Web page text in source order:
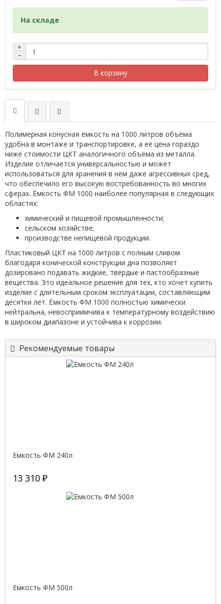
На складе
+
−
В корзину
Полимерная конусная ёмкость на 1000 литров объёма
удобна в монтаже и транспортировке, а её цена гораздо
ниже стоимости ЦКТ аналогичного объёма из металла.
Изделие отличается универсальностью и может
использоваться для хранения в нём даже агрессивных сред,
что обеспечило его высокую востребованность во многих
сферах. Ёмкость ФМ 1000 наиболее популярная в следующих
областях:
химический и пищевой промышленности;
сельском хозяйстве;
производстве непищевой продукции.
Пластиковый ЦКТ на 1000 литров с полным сливом
благодаря конической конструкции дна позволяет
дозировано подавать жидкие, твёрдые и пастообразные
вещества. Это идеальное решение для тех, кто хочет купить
изделие с длительным сроком эксплуатации, составляющим
десятки лет. Ёмкость ФМ 1000 полностью химически
нейтральна, невосприимчива к температурному воздействию
в широком диапазоне и устойчива к коррозии.
Рекомендуемые товары
Емкость ФМ 240л
13 310 ₽
Емкость ФМ 500л